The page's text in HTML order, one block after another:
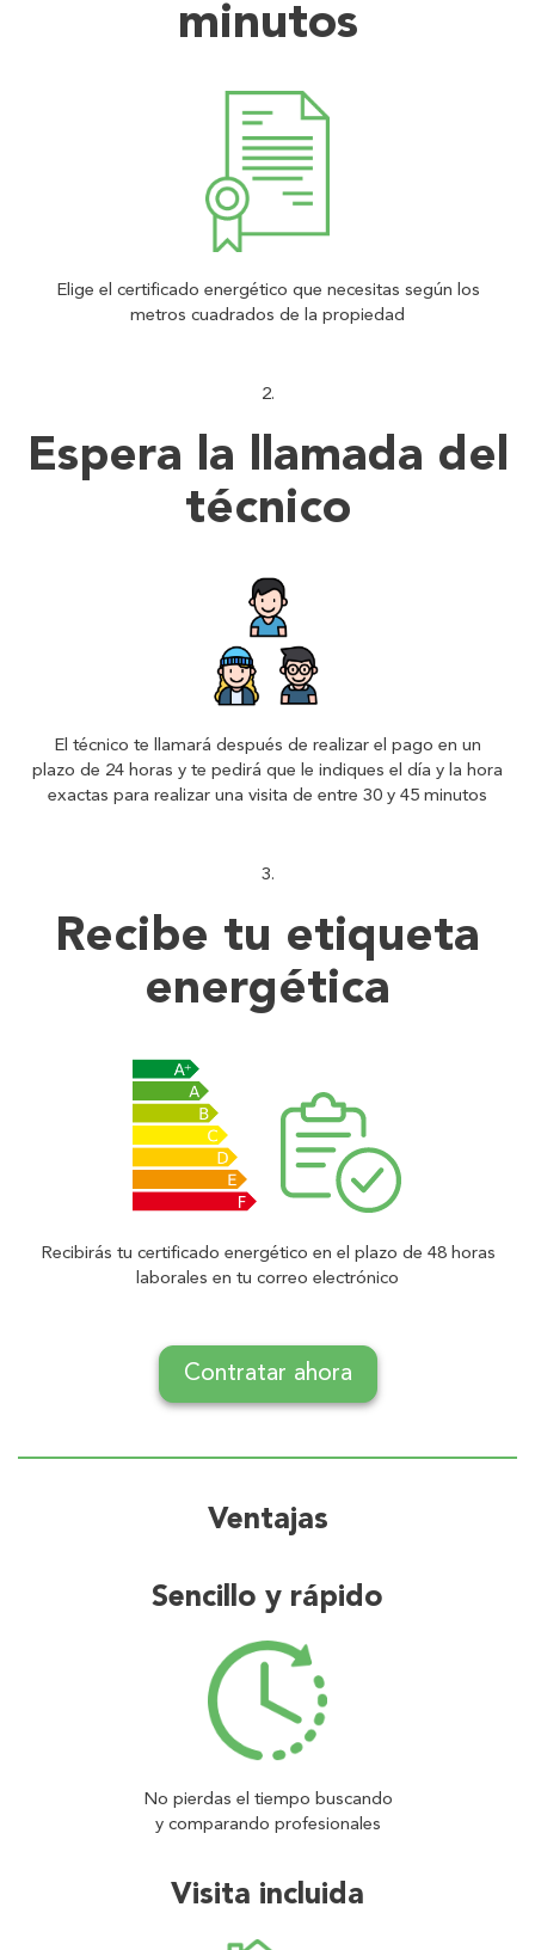
minutos
Elige el certificado energético que necesitas según los
metros cuadrados de la propiedad
Espera la llamada del
técnico
El técnico te llamará después de realizar el pago en un
plazo de 24 horas y te pedirá que le indiques el día y la hora
exactas para realizar una visita de entre 30 y 45 minutos
Recibe tu etiqueta
energética
Recibirás tu certificado energético en el plazo de 48 horas
laborales en tu correo electrónico
Contratar ahora
Ventajas
Sencillo y rápido
No pierdas el tiempo buscando
y comparando profesionales
Visita incluida